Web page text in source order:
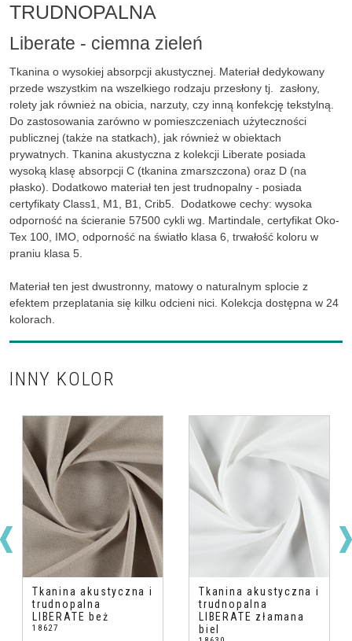
TRUDNOPALNA
Liberate - ciemna zieleń
Tkanina o wysokiej absorpcji akustycznej. Materiał dedykowany
przede wszystkim na wszelkiego rodzaju przesłony tj. zasłony,
rolety jak również na obicia, narzuty, czy inną konfekcję tekstylną.
Do zastosowania zarówno w pomieszczeniach użyteczności
publicznej (także na statkach), jak również w obiektach
prywatnych. Tkanina akustyczna z kolekcji Liberate posiada
wysoką klasę absorpcji C (tkanina zmarszczona) oraz D (na
płasko). Dodatkowo materiał ten jest trudnopalny - posiada
certyfikaty Class1, M1, B1, Crib5. Dodatkowe cechy: wysoka
odporność na ścieranie 57500 cykli wg. Martindale, certyfikat Oko-
Tex 100, IMO, odporność na światło klasa 6, trwałość koloru w
praniu klasa 5.
Materiał ten jest dwustronny, matowy o naturalnym splocie z
efektem przeplatania się kilku odcieni nici. Kolekcja dostępna w 24
kolorach.
INNY KOLOR
Tkanina akustyczna i
trudnopalna
LIBERATE beż
18627
Tkanina akustyczna i
trudnopalna
LIBERATE złamana
biel